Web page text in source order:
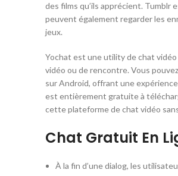
des films qu’ils apprécient.
peuvent également regarder les
jeux.
Yochat est une utility de chat
vidéo ou de rencontre. Vous
sur Android, offrant une
est entièrement gratuite à
cette plateforme de chat vidéo
Chat Gratuit En
À la fin d’une dialog, les